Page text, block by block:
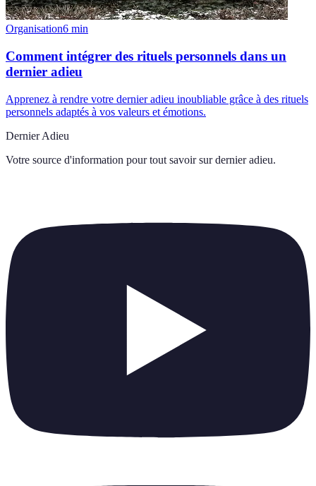
Organisation6 min
Comment intégrer des rituels personnels dans un
dernier adieu
Apprenez à rendre votre dernier adieu inoubliable grâce à des rituels
personnels adaptés à vos valeurs et émotions.
Dernier Adieu
Votre source d'information pour tout savoir sur dernier adieu.